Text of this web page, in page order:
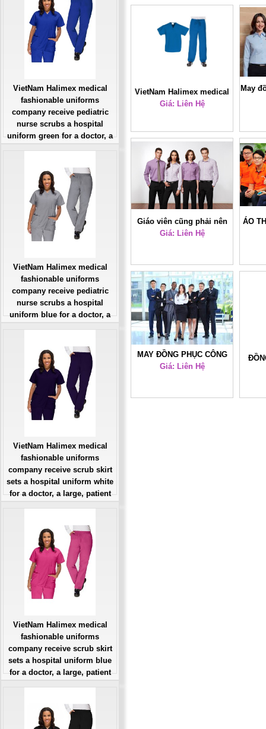
VietNam Halimex medical
uniforms company receive
doctor, a large, patient
number of workers
Giá: Liên Hệ
May
Giáo viên cũng phải nên
đồng phục?
Giá: Liên Hệ
ÁO
MAY ĐỒNG PHỤC CÔNG
SỞ ĐẸP 37
Giá: Liên Hệ
Đặt hàng
VietNam Halimex medical
fashionable uniforms
company receive pediatric
nurse scrubs a hospital
uniform green for a doctor, a
Giá: Liên Hệ
Đặt hàng
VietNam Halimex medical
fashionable uniforms
company receive pediatric
nurse scrubs a hospital
uniform blue for a doctor, a
Giá: Liên Hệ
Đặt hàng
VietNam Halimex medical
fashionable uniforms
company receive scrub skirt
sets a hospital uniform white
for a doctor, a large, patient
Đặt hàng
VietNam Halimex medical
fashionable uniforms
company receive scrub skirt
sets a hospital uniform blue
for a doctor, a large, patient
Đặt hàng